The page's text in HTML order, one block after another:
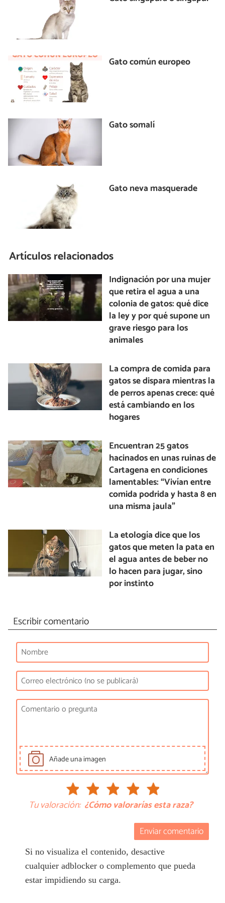
Gato común europeo
Gato somalí
Gato neva masquerade
Artículos relacionados
Indignación por una mujer
que retira el agua a una
colonia de gatos: qué dice
la ley y por qué supone un
grave riesgo para los
animales
La compra de comida para
gatos se dispara mientras la
de perros apenas crece: qué
está cambiando en los
hogares
Encuentran 25 gatos
hacinados en unas ruinas de
Cartagena en condiciones
lamentables: “Vivían entre
comida podrida y hasta 8 en
una misma jaula”
La etología dice que los
gatos que meten la pata en
el agua antes de beber no
lo hacen para jugar, sino
por instinto
Escribir comentario
Añade una imagen
Tu valoración: ¿Cómo valorarías esta raza?
Enviar comentario
Si no visualiza el contenido, desactive
cualquier adblocker o complemento que pueda
estar impidiendo su carga.